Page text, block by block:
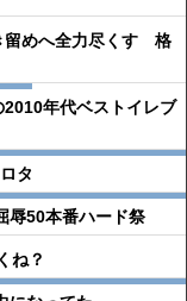
留めへ全力尽くす 格
2010年代ベストイレブ
タ
辱50本番ハード祭
ね？